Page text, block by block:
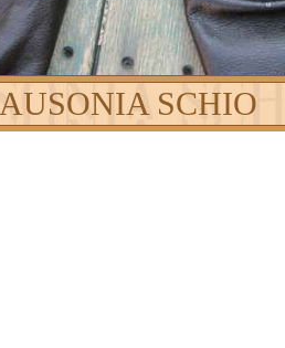
AUSONIA SCHIO